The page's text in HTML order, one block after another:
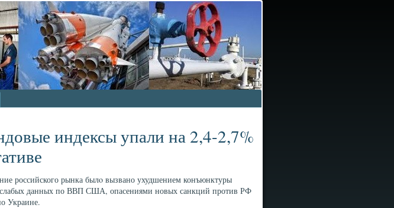
индексы упали на 2,4-2,7%
российского рынка былο вызвано ухудшением конъюнктуры
данных по ВВП США, опасениями новых санкций против РФ
Украине.